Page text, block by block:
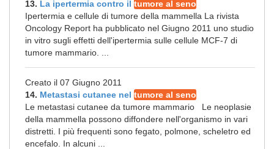
13. La ipertermia contro il tumore al seno
Ipertermia e cellule di tumore della mammella La rivista
Oncology Report ha pubblicato nel Giugno 2011 uno studio
in vitro sugli effetti dell'ipertermia sulle cellule MCF-7 di
tumore mammario. ...
Creato il 07 Giugno 2011
14. Metastasi cutanee nel tumore al seno
Le metastasi cutanee da tumore mammario Le neoplasie
della mammella possono diffondere nell'organismo in vari
distretti. I più frequenti sono fegato, polmone, scheletro ed
encefalo. In alcuni ...